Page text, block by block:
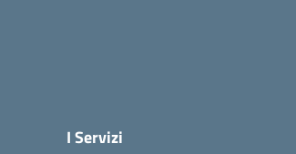
I Servizi